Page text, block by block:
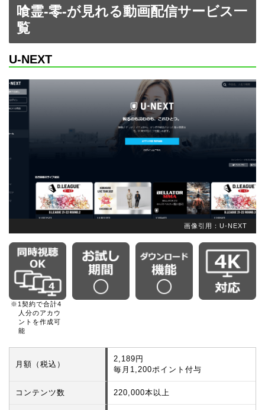
喰霊-零-が見れる動画配信サービス一
覧
U-NEXT
画像引用：U-NEXT
※1契約で合計4
人分のアカウ
ントを作成可
能
月額（税込）
2,189円
毎月1,200ポイント付与
コンテンツ数 220,000本以上